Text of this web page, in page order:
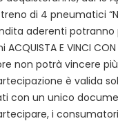
di 4 pneumatici
aderenti
E VINCI CON
non potrà vincere
è valida
con un unico
i